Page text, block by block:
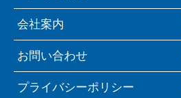
会社案内
お問い合わせ
プライバシーポリシー